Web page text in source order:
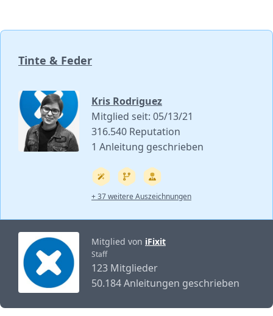
Tinte & Feder
Kris Rodriguez
Mitglied seit: 05/13/21
316.540 Reputation
1 Anleitung geschrieben
+ 37 weitere Auszeichnungen
Mitglied von iFixit
Staff
123 Mitglieder
50.184 Anleitungen geschrieben